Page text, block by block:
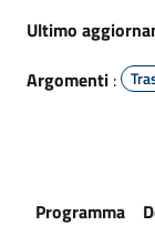
Ultimo
Argomenti :
Programma